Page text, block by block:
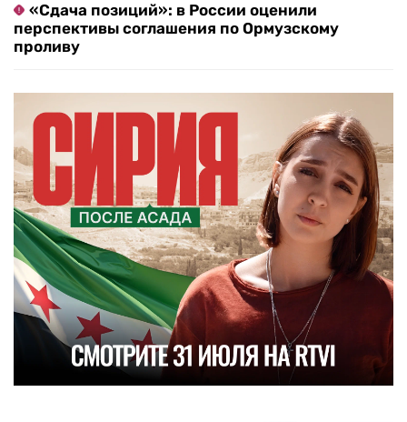
«Сдача позиций»: в России оценили
перспективы соглашения по Ормузскому
проливу